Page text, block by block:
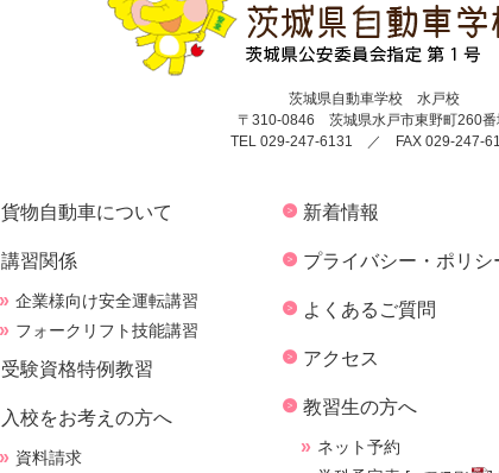
茨城県自動車学校 水戸校
〒310-0846 茨城県水戸市東野町260番
TEL 029-247-6131 ／ FAX 029-247-
貨物自動車について
講習関係
企業様向け安全運転講習
フォークリフト技能講習
受験資格特例教習
入校をお考えの方へ
資料請求
新着情報
プライバシー・ポリシ
よくあるご質問
アクセス
教習生の方へ
ネット予約